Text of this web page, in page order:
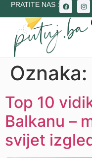
PRATITE NAS :
Oznaka:
Top 10
Balkanu –
svijet